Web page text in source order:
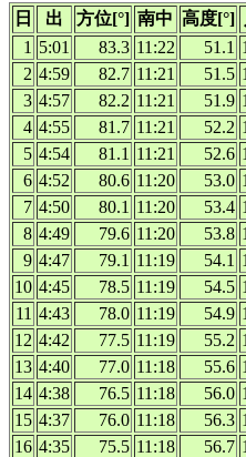
日
出 方位[°] 南中 高度[°]
1 5:01 83.3 11:22 51.1
2 4:59 82.7 11:21 51.5
3 4:57 82.2 11:21 51.9
4 4:55 81.7 11:21 52.2
5 4:54 81.1 11:21 52.6
6 4:52 80.6 11:20 53.0
7 4:50 80.1 11:20 53.4
8 4:49 79.6 11:20 53.8
9 4:47 79.1 11:19 54.1
10 4:45 78.5 11:19 54.5
11 4:43 78.0 11:19 54.9
12 4:42 77.5 11:19 55.2
13 4:40 77.0 11:18 55.6
14 4:38 76.5 11:18 56.0
15 4:37 76.0 11:18 56.3
16 4:35 75.5 11:18 56.7